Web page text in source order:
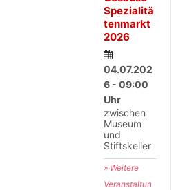
Spezialitä
tenmarkt
2026
04.07.202
6 - 09:00
Uhr
zwischen
Museum
und
Stiftskeller
» Weitere
Veranstaltun